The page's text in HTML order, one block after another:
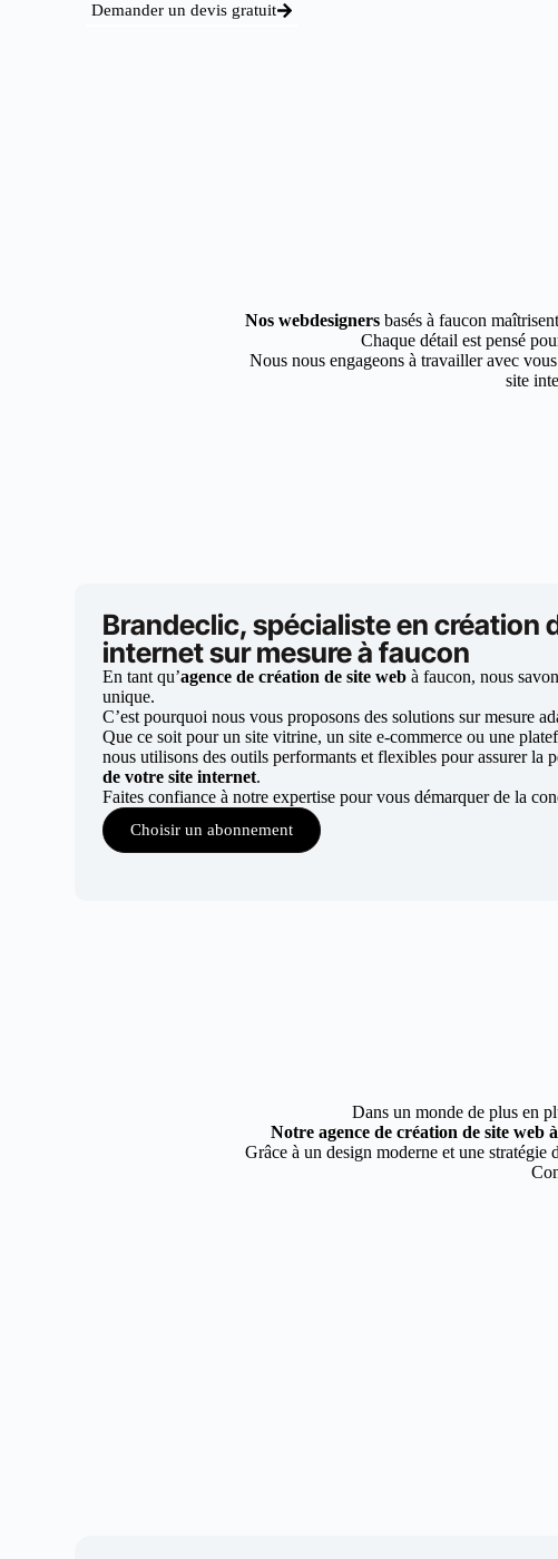
Demander un devis gratuit
Nos webdesignersbasés à faucon
Chaque détail est pensé
Nous nous engageons à travailler avec
site
Brandeclic, spécialiste en création
internet sur mesure à faucon
En tant qu’agence de création de site web à faucon, nous
unique.
C’est pourquoi nous vous proposons des solutions sur mesure
Que ce soit pour un site vitrine, un site e-commerce ou une
nous utilisons des outils performants et flexibles pour assurer la
de votre site internet.
Faites confiance à notre expertise pour vous démarquer de la
Choisir un abonnement
Dans un monde de plus en
Notre agence de création de site web
Grâce à un design moderne et une stratégie